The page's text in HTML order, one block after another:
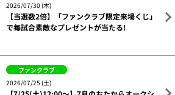
2026/07/30 (木)
【当選数2倍】「ファンクラブ限定来場くじ」
で毎試合素敵なプレゼントが当たる!
ファンクラブ
2026/07/25 (土)